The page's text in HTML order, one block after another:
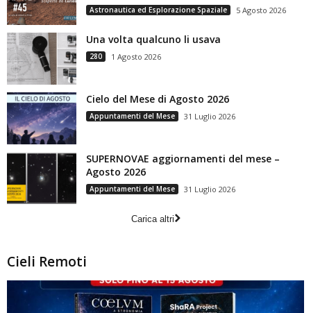
Astronautica ed Esplorazione Spaziale 5 Agosto 2026
Una volta qualcuno li usava
280 1 Agosto 2026
Cielo del Mese di Agosto 2026
Appuntamenti del Mese 31 Luglio 2026
SUPERNOVAE aggiornamenti del mese –
Agosto 2026
Appuntamenti del Mese 31 Luglio 2026
Carica altri
Cieli Remoti